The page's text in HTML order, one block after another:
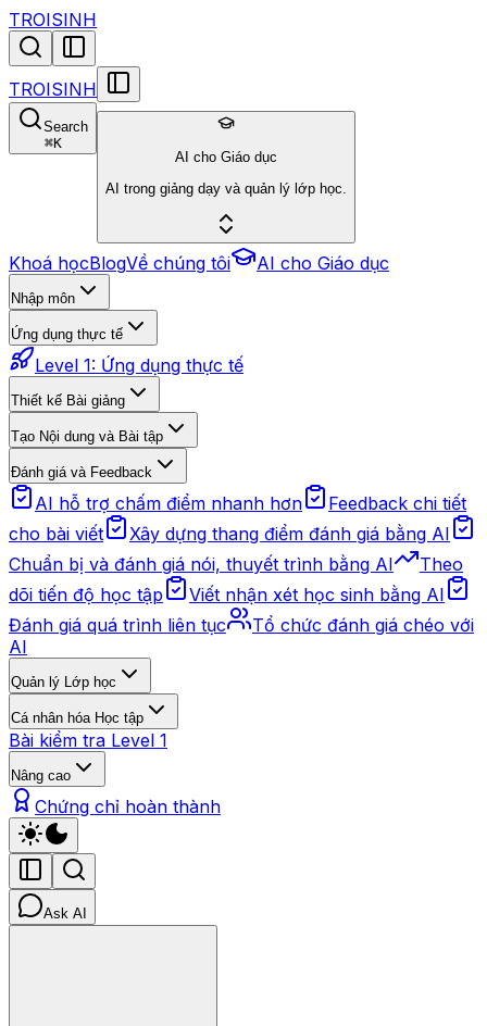
TROISINH
TROISINH
Search
⌘K
AI cho Giáo dục
AI trong giảng dạy và quản lý lớp học.
Khoá họcBlogVề chúng tôi AI cho Giáo dục
Nhập môn
Ứng dụng thực tế
Level 1: Ứng dụng thực tế
Thiết kế Bài giảng
Tạo Nội dung và Bài tập
Đánh giá và Feedback
AI hỗ trợ chấm điểm nhanh hơn
Feedback chi tiết
cho bài viết
Xây dựng thang điểm đánh giá bằng AI
Chuẩn bị và đánh giá nói, thuyết trình bằng AI
Theo
dõi tiến độ học tập
Viết nhận xét học sinh bằng AI
Đánh giá quá trình liên tục
Tổ chức đánh giá chéo với
AI
Quản lý Lớp học
Cá nhân hóa Học tập
Bài kiểm tra Level 1
Nâng cao
Chứng chỉ hoàn thành
Ask AI